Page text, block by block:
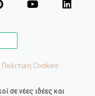
Πολιτική Cookies
σε νέες ιδέες και